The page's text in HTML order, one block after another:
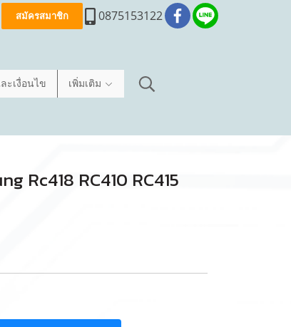
สมัครสมาชิก 0875153122
ะเงื่อนไข เพิ่มเติม
Rc418 RC410 RC415